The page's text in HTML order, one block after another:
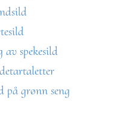
spekesild
på grønn seng